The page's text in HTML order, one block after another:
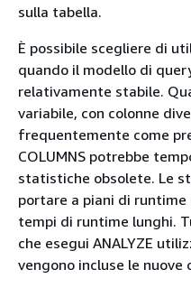
sulla tabella.
È possibile scegliere di
quando il modello di
relativamente stabile.
variabile, con colonne
frequentemente come
COLUMNS potrebbe
statistiche obsolete. Le
portare a piani di
tempi di runtime lunghi.
che esegui ANALYZE
vengono incluse le nuove